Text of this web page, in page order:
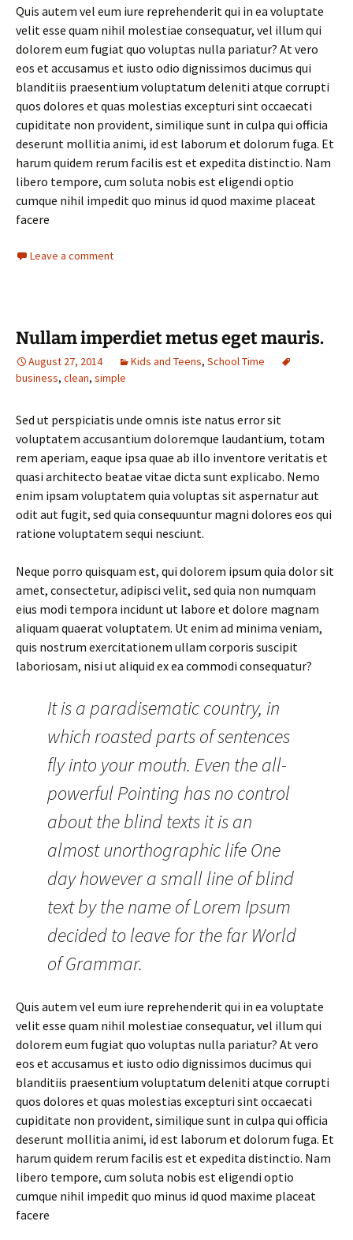
Quis autem vel eum iure reprehenderit qui in ea voluptate
velit esse quam nihil molestiae consequatur, vel illum qui
dolorem eum fugiat quo voluptas nulla pariatur? At vero
eos et accusamus et iusto odio dignissimos ducimus qui
blanditiis praesentium voluptatum deleniti atque corrupti
quos dolores et quas molestias excepturi sint occaecati
cupiditate non provident, similique sunt in culpa qui officia
deserunt mollitia animi, id est laborum et dolorum fuga. Et
harum quidem rerum facilis est et expedita distinctio. Nam
libero tempore, cum soluta nobis est eligendi optio
cumque nihil impedit quo minus id quod maxime placeat
facere
Leave a comment
Nullam imperdiet metus eget mauris.
August 27, 2014 Kids and Teens, School Time
business, clean, simple
Sed ut perspiciatis unde omnis iste natus error sit
voluptatem accusantium doloremque laudantium, totam
rem aperiam, eaque ipsa quae ab illo inventore veritatis et
quasi architecto beatae vitae dicta sunt explicabo. Nemo
enim ipsam voluptatem quia voluptas sit aspernatur aut
odit aut fugit, sed quia consequuntur magni dolores eos qui
ratione voluptatem sequi nesciunt.
Neque porro quisquam est, qui dolorem ipsum quia dolor sit
amet, consectetur, adipisci velit, sed quia non numquam
eius modi tempora incidunt ut labore et dolore magnam
aliquam quaerat voluptatem. Ut enim ad minima veniam,
quis nostrum exercitationem ullam corporis suscipit
laboriosam, nisi ut aliquid ex ea commodi consequatur?
It is a paradisematic country, in
which roasted parts of sentences
fly into your mouth. Even the all-
powerful Pointing has no control
about the blind texts it is an
almost unorthographic life One
day however a small line of blind
text by the name of Lorem Ipsum
decided to leave for the far World
of Grammar.
Quis autem vel eum iure reprehenderit qui in ea voluptate
velit esse quam nihil molestiae consequatur, vel illum qui
dolorem eum fugiat quo voluptas nulla pariatur? At vero
eos et accusamus et iusto odio dignissimos ducimus qui
blanditiis praesentium voluptatum deleniti atque corrupti
quos dolores et quas molestias excepturi sint occaecati
cupiditate non provident, similique sunt in culpa qui officia
deserunt mollitia animi, id est laborum et dolorum fuga. Et
harum quidem rerum facilis est et expedita distinctio. Nam
libero tempore, cum soluta nobis est eligendi optio
cumque nihil impedit quo minus id quod maxime placeat
facere